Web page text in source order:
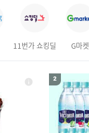
18 올리비아로렌자
여성 여름마이
11번가 쇼킹딜 G마켓
2